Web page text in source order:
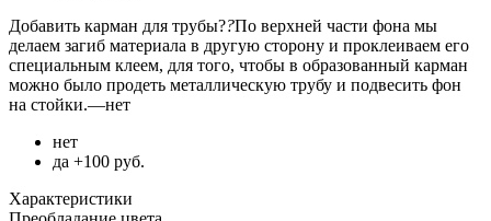
Добавить карман для трубы??По верхней части фона мы
делаем загиб материала в другую сторону и проклеиваем его
специальным клеем, для того, чтобы в образованный карман
можно было продеть металлическую трубу и подвесить фон
на стойки.—нет
нет
да +100 руб.
Характеристики